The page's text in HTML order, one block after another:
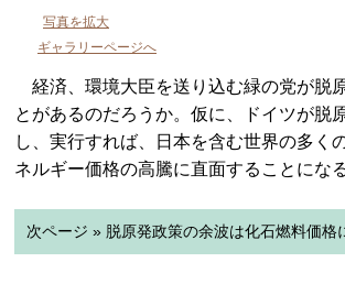
写真を拡大
ギャラリーページへ
経済、環境大臣を送り込む緑の党が脱
とがあるのだろうか。仮に、ドイツが脱
し、実行すれば、日本を含む世界の多く
ネルギー価格の高騰に直面することにな
次ページ » 脱原発政策の余波は化石燃料価格